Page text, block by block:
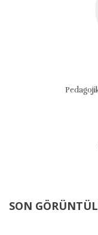
Pedagojik
Mandolin
Stok
SON